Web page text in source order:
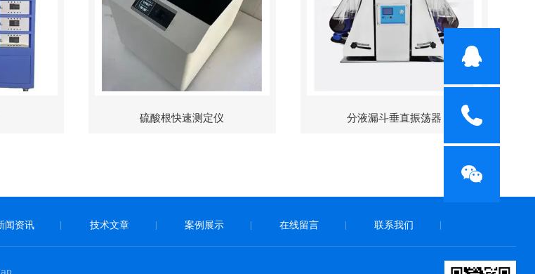
硫酸根快速测定仪 分液漏斗垂直振荡器
闻资讯 技术文章 案例展示 在线留言 联系我们